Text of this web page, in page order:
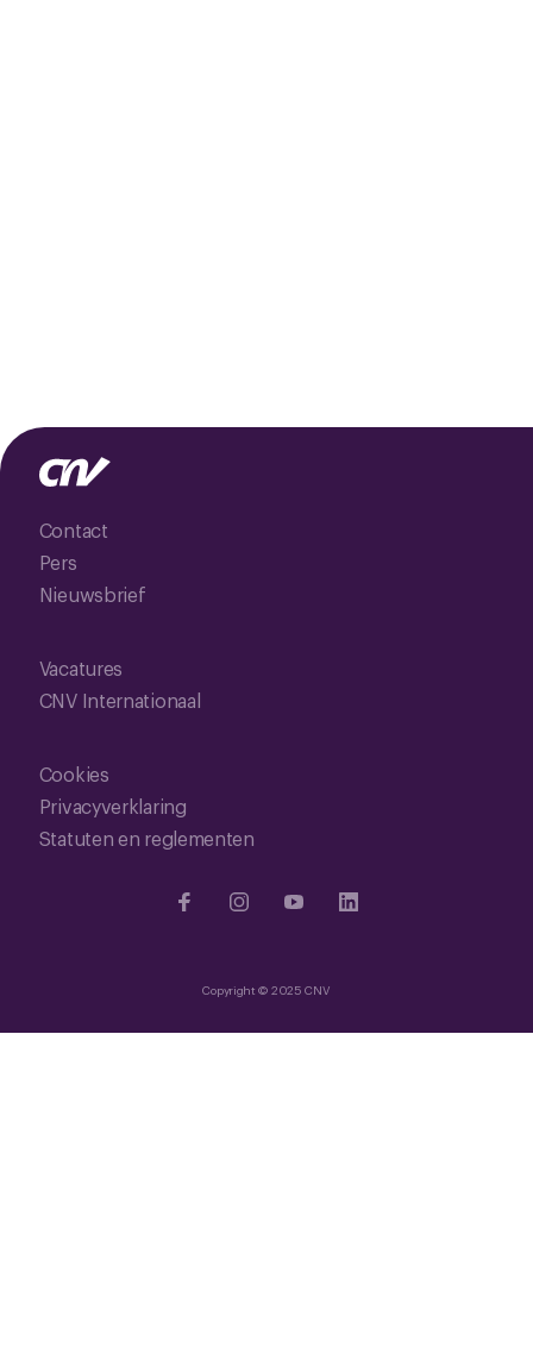
Contact
Pers
Nieuwsbrief
Vacatures
CNV Internationaal
Cookies
Privacyverklaring
Statuten en reglementen
Copyright © 2025 CNV